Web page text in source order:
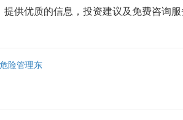
供优质的信息，投资建议及免费咨询服
险管理东